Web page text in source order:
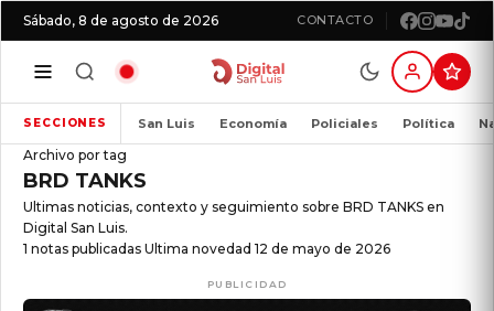
Sábado, 8 de agosto de 2026 CONTACTO
SECCIONES San Luis Economía Policiales Política
Archivo por tag
BRD TANKS
Ultimas noticias, contexto y seguimiento sobre BRD TANKS en
Digital San Luis.
1 notas publicadas Ultima novedad 12 de mayo de 2026
PUBLICIDAD